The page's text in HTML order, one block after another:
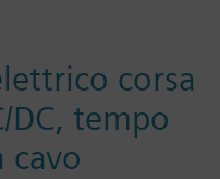
corsa
DC, tempo
cavo